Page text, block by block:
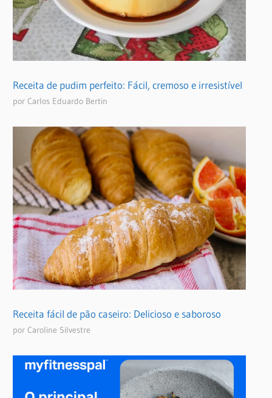
Receita de pudim perfeito: Fácil, cremoso e irresistível
por Carlos Eduardo Bertin
Receita fácil de pão caseiro: Delicioso e saboroso
por Caroline Silvestre